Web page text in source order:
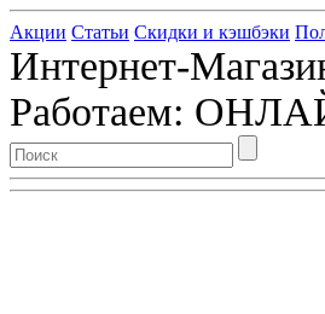
Акции Статьи Скидки и кэшбэки
Интернет-
Работаем: